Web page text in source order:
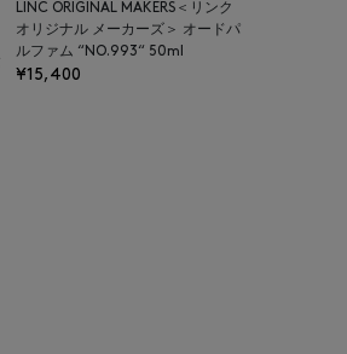
LINC ORIGINAL MAKERS＜リンク
オリジナル メーカーズ＞ オードパ
ルファム “NO.993“ 50ml
¥15,400